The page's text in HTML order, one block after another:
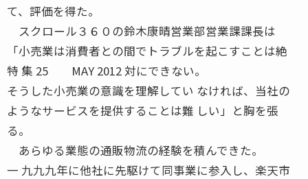
て、評価を得た。
スクロール３６０の鈴木康晴営業部営業課課長は
「小売業は消費者との間でトラブルを起こすことは絶
特 集 25 MAY 2012 対にできない。
そうした小売業の意識を理解してい なければ、当社の
ようなサービスを提供することは難 しい」と胸を張
る。
あらゆる業態の通販物流の経験を積んできた。
一 九九九年に他社に先駆けて同事業に参入し、楽天市